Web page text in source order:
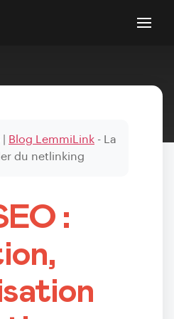
Blog LemmiLink - La
du netlinking
: